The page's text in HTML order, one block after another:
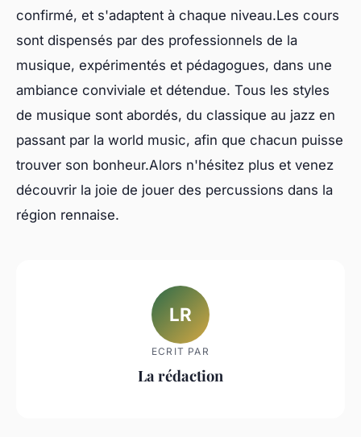
confirmé, et s'adaptent à chaque niveau.Les cours
sont dispensés par des professionnels de la
musique, expérimentés et pédagogues, dans une
ambiance conviviale et détendue. Tous les styles
de musique sont abordés, du classique au jazz en
passant par la world music, afin que chacun puisse
trouver son bonheur.Alors n'hésitez plus et venez
découvrir la joie de jouer des percussions dans la
région rennaise.
LR
ECRIT PAR
La rédaction